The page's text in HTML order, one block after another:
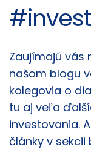
Články
Zaujímajú vás
našom blogu
kolegovia o
tu aj veľa
investovania.
články v sekcii